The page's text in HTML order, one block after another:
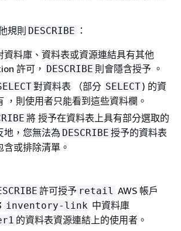
規則 DESCRIBE ：
資料庫、資料表或資源連結具有其他
許可， DESCRIBE 則會隱含授予 。
對資料表 （部分 SELECT) 的資
，則使用者只能看到這些資料欄。
將 授予在資料表上具有部分選取的
地，您無法為 DESCRIBE 授予的資料表
或排除清單。
許可授予 retail AWS 帳戶
inventory-link 中資料庫
的資料表資源連結上的使用者。